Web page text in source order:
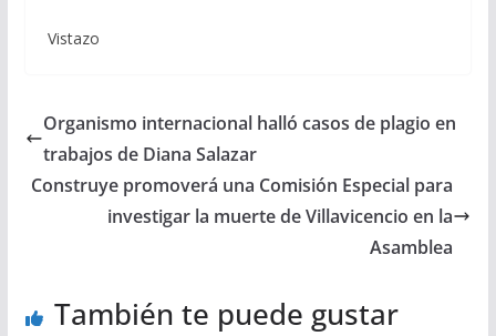
Vistazo
Organismo internacional halló casos de plagio en
trabajos de Diana Salazar
Construye promoverá una Comisión Especial para
investigar la muerte de Villavicencio en la
Asamblea
También te puede gustar